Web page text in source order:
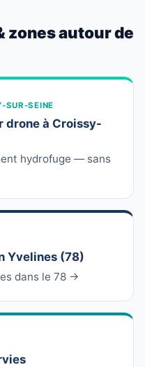
zones autour de
SUR-SEINE
drone à Croissy-
hydrofuge — sans
Yvelines (78)
dans le 78 →